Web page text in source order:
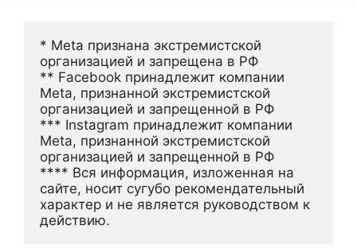
* Meta признана экстремистской
организацией и запрещена в РФ
** Facebook принадлежит компании
Meta, признанной экстремистской
организацией и запрещенной в РФ
*** Instagram принадлежит компании
Meta, признанной экстремистской
организацией и запрещенной в РФ
**** Вся информация, изложенная на
сайте, носит сугубо рекомендательный
характер и не является руководством к
действию.